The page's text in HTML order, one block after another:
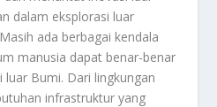
dalam eksplorasi luar
ada berbagai kendala
manusia dapat benar-benar
Bumi. Dari lingkungan
infrastruktur yang